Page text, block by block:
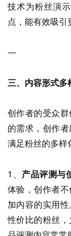
技术为粉丝演
点，能有效吸引
—
三、内容形式多
创作者的受众
的需求，创作
满足粉丝的多样
1、 产品评测与
体验，创作者
加内容的实用
性价比的粉丝